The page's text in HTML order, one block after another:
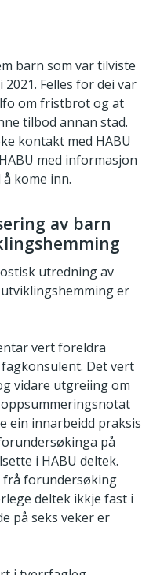
barn som var tilviste
Felles for dei var
om fristbrot og at
tilbod annan stad.
kontakt med HABU
med informasjon
kome inn.
av barn
utredning av
er
vert foreldra
Det vert
vidare utgreiing om
ein innarbeidd praksis
på
i HABU deltek.
frå forundersøking
deltek ikkje fast i
på seks veker er